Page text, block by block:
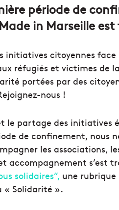
période de
in Marseille
initiatives citoyennes face
réfugiés et victimes de
portées par des
nous !
le partage des initiatives
de confinement, nous
les associations,
accompagnement s’est
solidaires”, une rubrique
« Solidarité ».